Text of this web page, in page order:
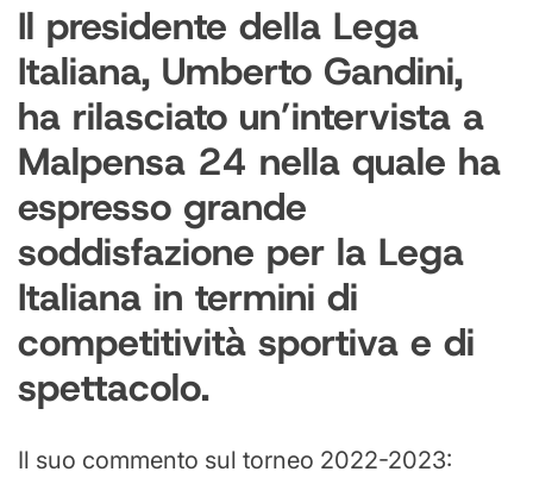
Il presidente della Lega
Italiana, Umberto Gandini,
ha rilasciato un’intervista a
Malpensa 24 nella quale ha
espresso grande
soddisfazione per la Lega
Italiana in termini di
competitività sportiva e di
spettacolo.
Il suo commento sul torneo 2022-2023: